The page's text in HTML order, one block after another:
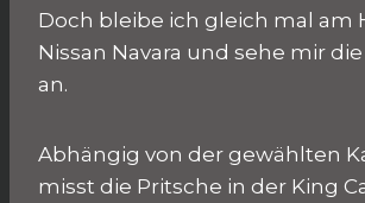
Doch bleibe ich gleich mal am
Nissan Navara und sehe mir
an.
Abhängig von der gewählten
misst die Pritsche in der King